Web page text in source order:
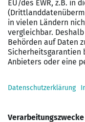
Eine sehr
Aufgabe.
Ein
Betriebliche
Entwicklungs-